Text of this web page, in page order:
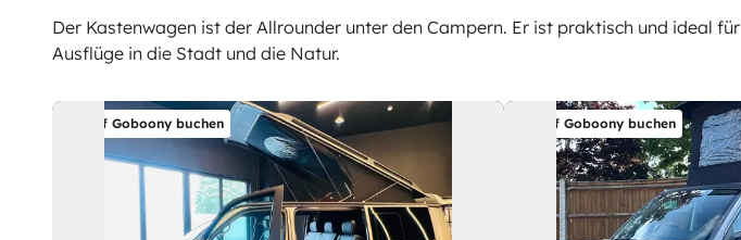
Der Kastenwagen ist der Allrounder unter den Campern. Er ist praktisch und ideal für
Ausflüge in die Stadt und die Natur.
Auf Goboony buchen Auf Goboony buchen